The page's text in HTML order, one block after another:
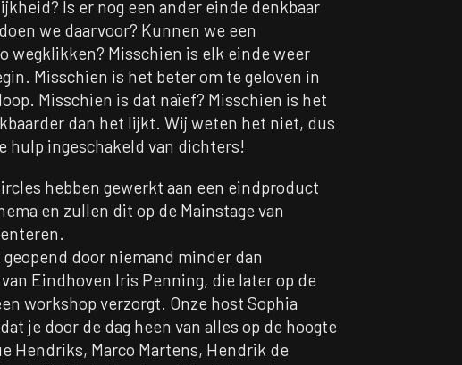
Is er nog een ander einde denkbaar
we daarvoor? Kunnen we een
wegklikken? Misschien is elk einde weer
Misschien is het beter om te geloven in
Misschien is dat naïef? Misschien is het
dan het lijkt. Wij weten het niet, dus
hulp ingeschakeld van dichters!
hebben gewerkt aan een eindproduct
en zullen dit op de Mainstage van
geopend door niemand minder dan
Eindhoven Iris Penning, die later op de
workshop verzorgt. Onze host Sophia
je door de dag heen van alles op de hoogte
Hendriks, Marco Martens, Hendrik de